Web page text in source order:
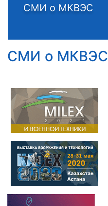
СМИ о МКВЭС
СМИ о МКВЭС